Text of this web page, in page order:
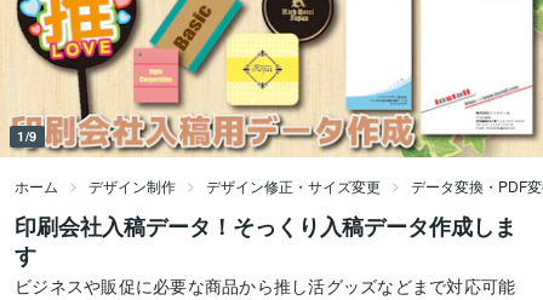
1/9
ホーム デザイン制作 デザイン修正・サイズ変更 データ変換・PDF
印刷会社入稿データ！そっくり入稿データ作成しま
す
ビジネスや販促に必要な商品から推し活グッズなどまで対応可能